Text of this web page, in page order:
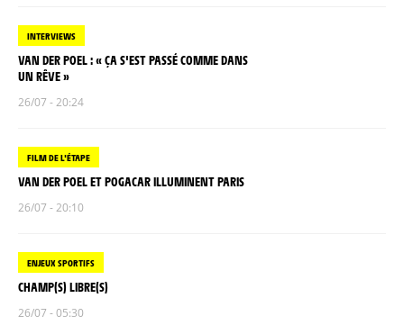
INTERVIEWS
VAN DER POEL : « ÇA S'EST PASSÉ COMME DANS
UN RÊVE »
26/07 - 20:24
FILM DE L'ÉTAPE
VAN DER POEL ET POGACAR ILLUMINENT PARIS
26/07 - 20:10
ENJEUX SPORTIFS
CHAMP(S) LIBRE(S)
26/07 - 05:30